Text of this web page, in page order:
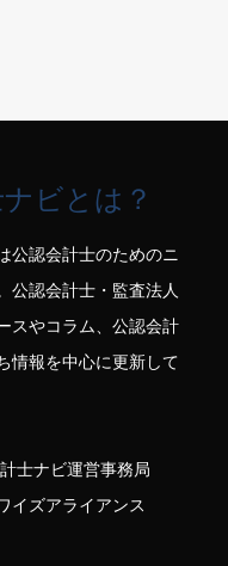
ビとは？
公認会計士のためのニ
公認会計士・監査法人
スやコラム、公認会計
情報を中心に更新して
士ナビ運営事務局
イズアライアンス